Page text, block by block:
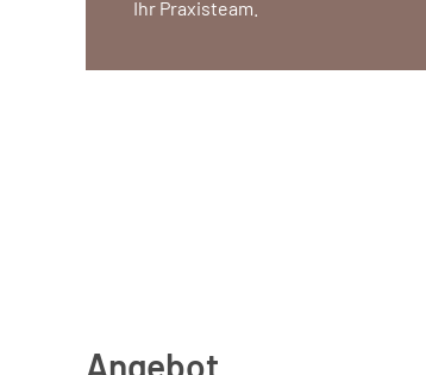
Ihr Praxisteam.
Angebot